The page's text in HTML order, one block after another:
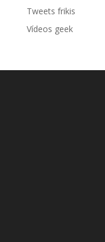
Tweets frikis
Vídeos geek